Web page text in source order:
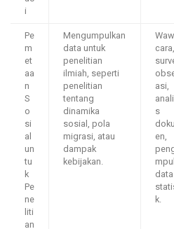
i
Pe
m
et
aa
n
S
o
si
al
un
tu
k
Pe
ne
liti
an
Mengumpulkan
data untuk
penelitian
ilmiah, seperti
penelitian
tentang
dinamika
sosial, pola
migrasi, atau
dampak
kebijakan.
cara,
asi,
s
en,
data
k.